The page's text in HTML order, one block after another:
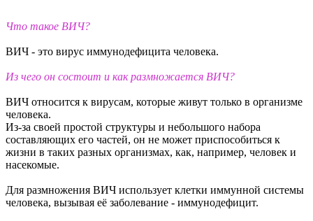
Что такое ВИЧ?
ВИЧ - это вирус иммунодефицита человека.
Из чего он состоит и как размножается ВИЧ?
ВИЧ относится к вирусам, которые живут только в организме
человека.
Из-за своей простой структуры и небольшого набора
составляющих его частей, он не может приспособиться к
жизни в таких разных организмах, как, например, человек и
насекомые.
Для размножения ВИЧ использует клетки иммунной системы
человека, вызывая её заболевание - иммунодефицит.